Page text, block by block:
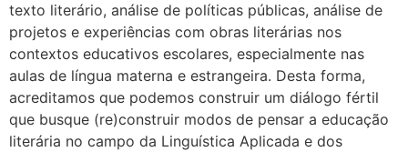
texto literário, análise de políticas públicas, análise de
projetos e experiências com obras literárias nos
contextos educativos escolares, especialmente nas
aulas de língua materna e estrangeira. Desta forma,
acreditamos que podemos construir um diálogo fértil
que busque (re)construir modos de pensar a educação
literária no campo da Linguística Aplicada e dos